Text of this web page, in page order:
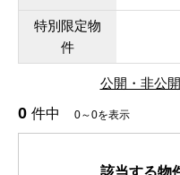
特別限定物
件
公開・非公
0 件中 0～0を表示
該当する物